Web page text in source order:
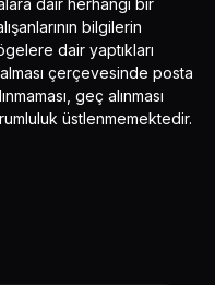
dair herhangi bir
bilgilerin
dair yaptıkları
alması çerçevesinde posta
geç alınması
üstlenmemektedir.